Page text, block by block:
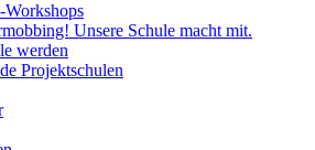
Workshops
Unsere Schule macht mit.
werden
Projektschulen